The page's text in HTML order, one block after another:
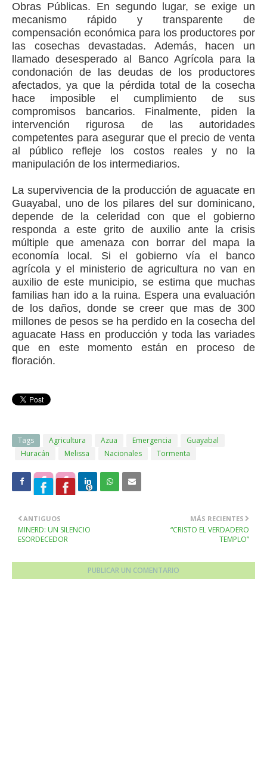
Obras Públicas. En segundo lugar, se exige un
mecanismo rápido y transparente de
compensación económica para los productores por
las cosechas devastadas. Además, hacen un
llamado desesperado al Banco Agrícola para la
condonación de las deudas de los productores
afectados, ya que la pérdida total de la cosecha
hace imposible el cumplimiento de sus
compromisos bancarios. Finalmente, piden la
intervención rigurosa de las autoridades
competentes para asegurar que el precio de venta
al público refleje los costos reales y no la
manipulación de los intermediarios.
La supervivencia de la producción de aguacate en
Guayabal, uno de los pilares del sur dominicano,
depende de la celeridad con que el gobierno
responda a este grito de auxilio ante la crisis
múltiple que amenaza con borrar del mapa la
economía local. Si el gobierno vía el banco
agrícola y el ministerio de agricultura no van en
auxilio de este municipio, se estima que muchas
familias han ido a la ruina. Espera una evaluación
de los daños, donde se creer que mas de 300
millones de pesos se ha perdido en la cosecha del
aguacate Hass en producción y toda las variades
que en este momento están en proceso de
floración.
Tags Agricultura Azua Emergencia
Guayabal
Huracán
Melissa Nacionales Tormenta
MÁS RECIENTES
“CRISTO EL VERDADERO
TEMPLO”
ANTIGUOS
MINERD: UN SILENCIO
ESORDECEDOR
PUBLICAR UN COMENTARIO